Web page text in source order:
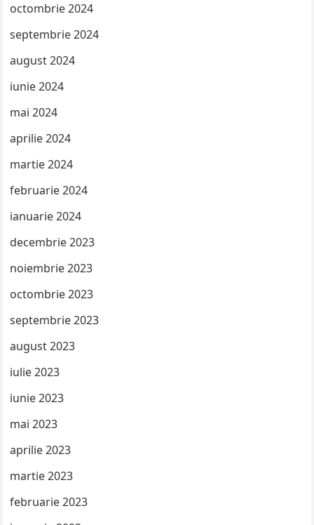
octombrie 2024
septembrie 2024
august 2024
iunie 2024
mai 2024
aprilie 2024
martie 2024
februarie 2024
ianuarie 2024
decembrie 2023
noiembrie 2023
octombrie 2023
septembrie 2023
august 2023
iulie 2023
iunie 2023
mai 2023
aprilie 2023
martie 2023
februarie 2023